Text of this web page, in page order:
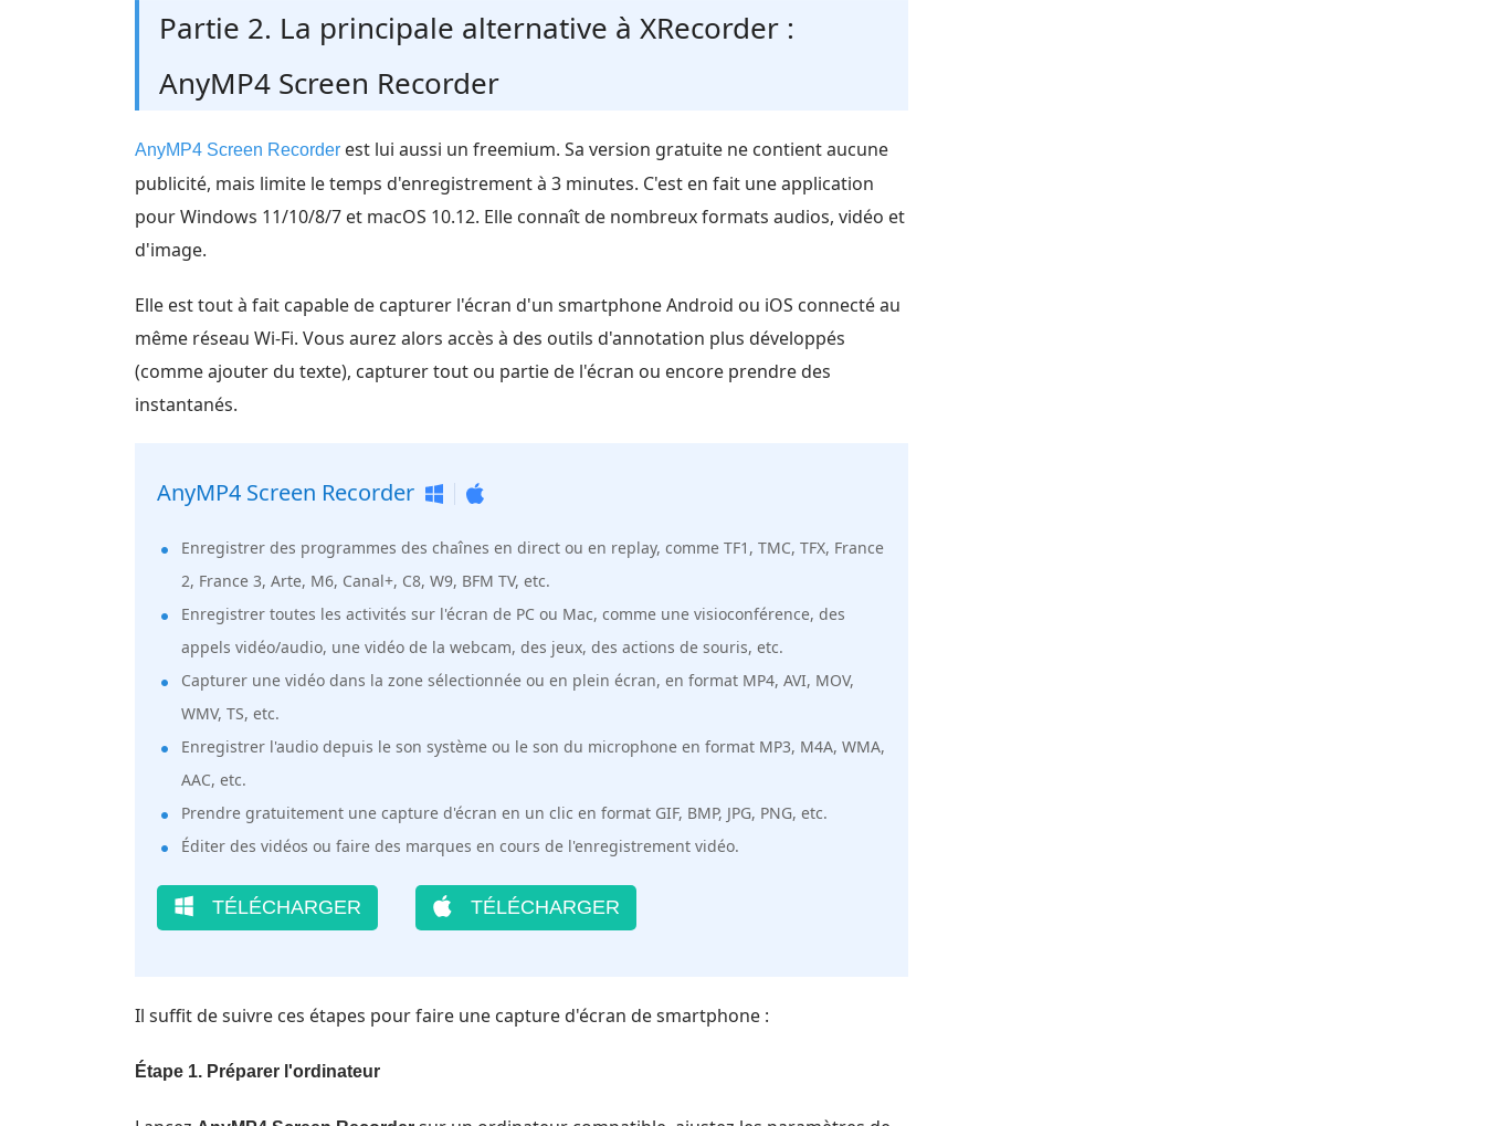
Partie 2. La principale alternative à XRecorder :
AnyMP4 Screen Recorder
AnyMP4 Screen Recorder est lui aussi un freemium. Sa version gratuite ne contient aucune
publicité, mais limite le temps d'enregistrement à 3 minutes. C'est en fait une application
pour Windows 11/10/8/7 et macOS 10.12. Elle connaît de nombreux formats audios, vidéo et
d'image.
Elle est tout à fait capable de capturer l'écran d'un smartphone Android ou iOS connecté au
même réseau Wi-Fi. Vous aurez alors accès à des outils d'annotation plus développés
(comme ajouter du texte), capturer tout ou partie de l'écran ou encore prendre des
instantanés.
AnyMP4 Screen Recorder
Enregistrer des programmes des chaînes en direct ou en replay, comme TF1, TMC, TFX, France
2, France 3, Arte, M6, Canal+, C8, W9, BFM TV, etc.
Enregistrer toutes les activités sur l'écran de PC ou Mac, comme une visioconférence, des
appels vidéo/audio, une vidéo de la webcam, des jeux, des actions de souris, etc.
Capturer une vidéo dans la zone sélectionnée ou en plein écran, en format MP4, AVI, MOV,
WMV, TS, etc.
Enregistrer l'audio depuis le son système ou le son du microphone en format MP3, M4A, WMA,
AAC, etc.
Prendre gratuitement une capture d'écran en un clic en format GIF, BMP, JPG, PNG, etc.
Éditer des vidéos ou faire des marques en cours de l'enregistrement vidéo.
TÉLÉCHARGER TÉLÉCHARGER
Il suffit de suivre ces étapes pour faire une capture d'écran de smartphone :
Étape 1. Préparer l'ordinateur